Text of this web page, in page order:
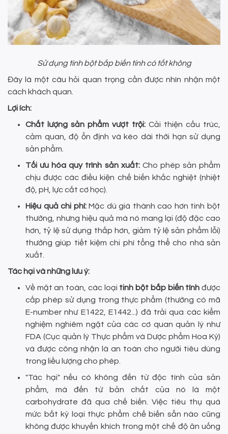
Sử dụng tinh bột bắp biến tính có tốt không
Đây là một câu hỏi quan trọng cần được nhìn nhận một
cách khách quan.
Lợi ích:
Chất lượng sản phẩm vượt trội: Cải thiện cấu trúc,
cảm quan, độ ổn định và kéo dài thời hạn sử dụng
sản phẩm.
Tối ưu hóa quy trình sản xuất: Cho phép sản phẩm
chịu được các điều kiện chế biến khắc nghiệt (nhiệt
độ, pH, lực cắt cơ học).
Hiệu quả chi phí:Mặc dù giá thành cao hơn tinh bột
thường, nhưng hiệu quả mà nó mang lại (độ đặc cao
hơn, tỷ lệ sử dụng thấp hơn, giảm tỷ lệ sản phẩm lỗi)
thường giúp tiết kiệm chi phí tổng thể cho nhà sản
xuất.
Tác hại và những lưu ý:
Về mặt an toàn, các loại tinh bột bắp biến tínhđược
cấp phép sử dụng trong thực phẩm (thường có mã
E-number như E1422, E1442...) đã trải qua các kiểm
nghiệm nghiêm ngặt của các cơ quan quản lý như
FDA (Cục quản lý Thực phẩm và Dược phẩm Hoa Kỳ)
và được công nhận là an toàn cho người tiêu dùng
trong liều lượng cho phép.
"Tác hại" nếu có không đến từ độc tính của sản
phẩm, mà đến từ bản chất của nó là một
carbohydrate đã qua chế biến. Việc tiêu thụ quá
mức bất kỳ loại thực phẩm chế biến sẵn nào cũng
không được khuyến khích trong một chế độ ăn uống